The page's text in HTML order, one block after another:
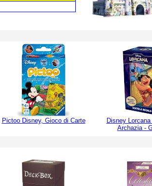
Pictoo Disney, Gioco di Carte
Disney
Archazia -